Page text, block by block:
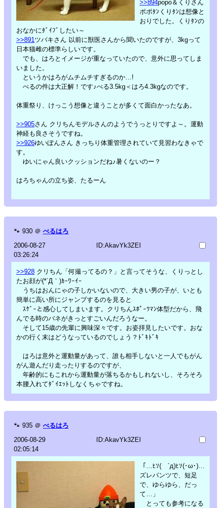
>>894popo＆くりさん
ポポﾀﾝくりﾀﾝは想像と
おりでした。くりﾀﾝの
おなかにﾀﾞｲﾌﾞしたい～
>>891 ツバキさん 以前に獣医さんから聞いたのですが、3kgって
日本猫雌の標準らしいです。
でも、はろとイメージが重なっていたので、意外に思ってしま
いました。
というかはろがムチムチすぎるのか…!
べるの件は大正解！です♪べる3.5kg＜はろ4.3kgなのです。
体重祭り、けっこう想像と違うことが多くて面白かったなあ。
>>905さん クリちんモデルさんのようでうっとりですよ～。運動
神経も良さそうですね。
>>926ゆいぽんさん きっちり体重管理されていて見習わなきゃで
す。
ゆいにゃん良いクッションだね♪暑くないのー？
はろちゃんの立ち姿、たるーん
🐾 930 ＠ べるはろ
2006-08-27
03:26:24
ID:AkavYk3ZEI
>>928 クリちん「何撮ってるの？」と言ってそうな、くりっとし
たお顔が(*´Д｀)ｶｰﾜｰｲｰ
うちはおんにゃの子しかいないので、大きい男の子が、いとも
簡単に高い所にジャンプするのを見ると
ｽｹﾞｰと感心してしまいます。クリちんｽﾎﾟｰﾂﾏﾝ体型だから、飛
んでる時のバネがきっとすごいんだろうなー。
そして15歳の先輩に興味深々です。お姿拝見したいです。おな
かの行く末はどうなっているのでしょう？ﾄﾞｷﾄﾞｷ
はろは意外と運動量があって、誰も相手しないと一人でもがん
がん遊んだり走ったりするのですが、
年齢的にもこれから運動量が落ちるかもしれないし、そろそろ
本腰入れてﾀﾞｲｴｯﾄしなくちゃですね。
🐾 935 ＠ べるはろ
2006-08-29
02:05:14
ID:AkavYk3ZEI
「…ﾋｿ( ´д)ﾋｿ(･ω･)…
ズレパンツで、短足
で、ゆらゆら、だっ
て…」
とっても参考になる